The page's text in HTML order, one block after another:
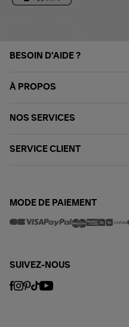
BESOIN D'AIDE ?
À PROPOS
NOS SERVICES
SERVICE CLIENT
MODE DE PAIEMENT
SUIVEZ-NOUS